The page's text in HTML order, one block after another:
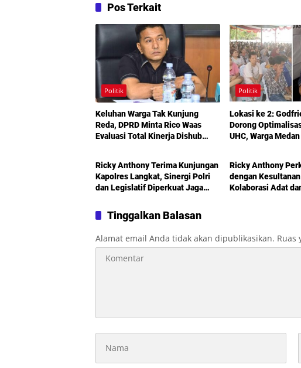
Pos Terkait
Politik
Keluhan Warga Tak Kunjung
Reda, DPRD Minta Rico Waas
Evaluasi Total Kinerja Dishub
Politik
Lokasi ke 2:
Dorong
UHC, Warga
Politik
Ricky Anthony Terima Kunjungan
Kapolres Langkat, Sinergi Polri
dan Legislatif Diperkuat Jaga
Politik
Ricky Anthony
dengan
Kolaborasi Adat
Tinggalkan Balasan
Alamat email Anda tidak akan dipublikasikan. Ruas